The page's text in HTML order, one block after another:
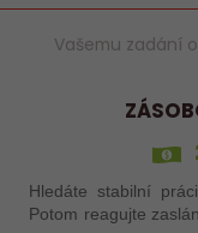
Vašemu zadání
Hledáte stabilní
Potom reagujte